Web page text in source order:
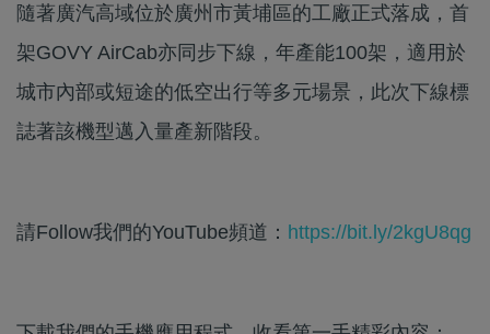
隨著廣汽高域位於廣州市黃埔區的工廠正式落成，首
架GOVY AirCab亦同步下線，年產能100架，適用於
城市內部或短途的低空出行等多元場景，此次下線標
誌著該機型邁入量產新階段。
請Follow我們的YouTube頻道： https://bit.ly/2kgU8qg